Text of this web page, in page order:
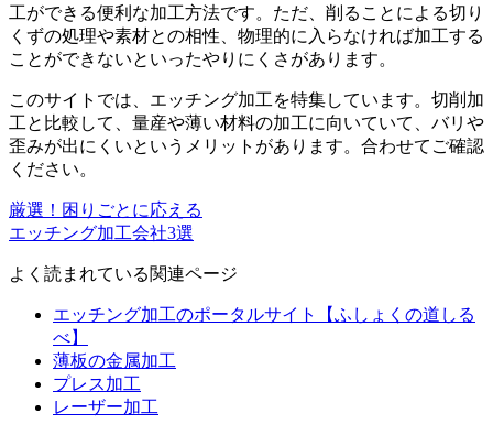
工ができる便利な加工方法です。ただ、削ることによる切り
くずの処理や素材との相性、物理的に入らなければ加工する
ことができないといったやりにくさがあります。
このサイトでは、エッチング加工を特集しています。 切削加
工と比較して、量産や薄い材料の加工に向いていて、バリや
歪みが出にくいというメリット があります。合わせてご確認
ください。
厳選！困りごとに応える
エッチング加工会社3選
よく読まれている関連ページ
エッチング加工のポータルサイト【ふしょくの道しる
べ】
薄板の金属加工
プレス加工
レーザー加工